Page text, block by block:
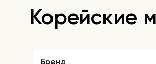
Корейские
Бренд